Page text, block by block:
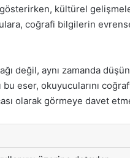
kültürel
coğrafi bilgilerin
değil, aynı zamanda
eser, okuyucularını
olarak görmeye davet